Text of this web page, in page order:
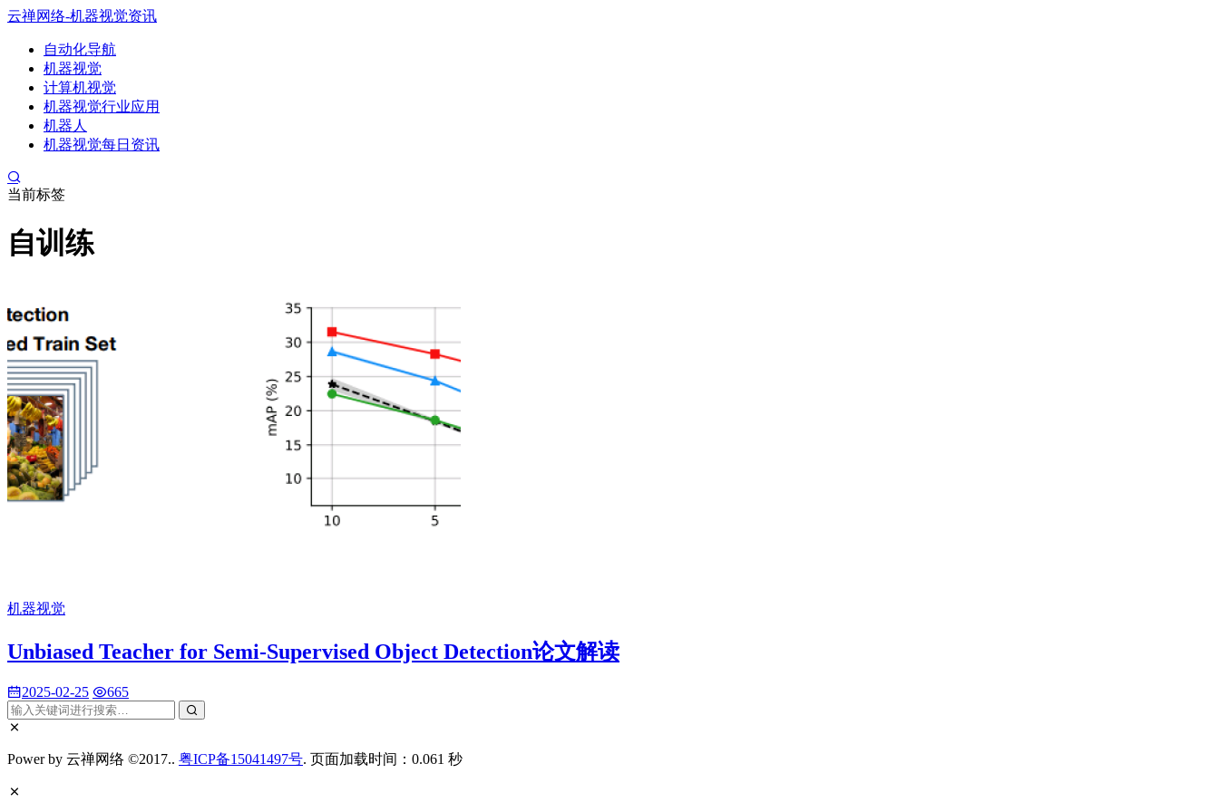
云禅网络-机器视觉资讯
自动化导航
机器视觉
计算机视觉
机器视觉行业应用
机器人
机器视觉每日资讯
当前标签
自训练
机器视觉
Unbiased Teacher for Semi-Supervised Object Detection论文解读
2025-02-25 665
Power by 云禅网络 ©2017.. 粤ICP备15041497号. 页面加载时间：0.061 秒